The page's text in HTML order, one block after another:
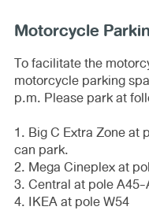
Motorcycle
To facilitate the
motorcycle parking
p.m. Please park at
1. Big C Extra Zone at
can park.
2. Mega Cineplex at
3. Central at pole
4. IKEA at pole W54